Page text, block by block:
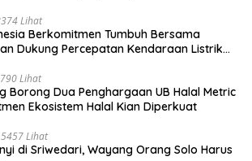
Lihat
Berkomitmen Tumbuh Bersama
Dukung Percepatan Kendaraan Listrik
Lihat
Borong Dua Penghargaan UB Halal Metric
Ekosistem Halal Kian Diperkuat
5457 Lihat
di Sriwedari, Wayang Orang Solo Harus